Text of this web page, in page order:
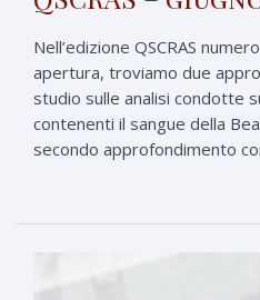
Nell’edizione QSCRAS
apertura, troviamo due
studio sulle analisi condotte
contenenti il sangue della
secondo approfondimento